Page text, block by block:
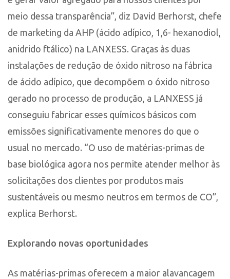
meio dessa transparência”, diz David Berhorst, chefe
de marketing da AHP (ácido adípico, 1,6- hexanodiol,
anidrido ftálico) na LANXESS. Graças às duas
instalações de redução de óxido nitroso na fábrica
de ácido adípico, que decompõem o óxido nitroso
gerado no processo de produção, a LANXESS já
conseguiu fabricar esses químicos básicos com
emissões significativamente menores do que o
usual no mercado. “O uso de matérias-primas de
base biológica agora nos permite atender melhor às
solicitações dos clientes por produtos mais
sustentáveis ou mesmo neutros em termos de CO”,
explica Berhorst.
Explorando novas oportunidades
As matérias-primas oferecem a maior alavancagem